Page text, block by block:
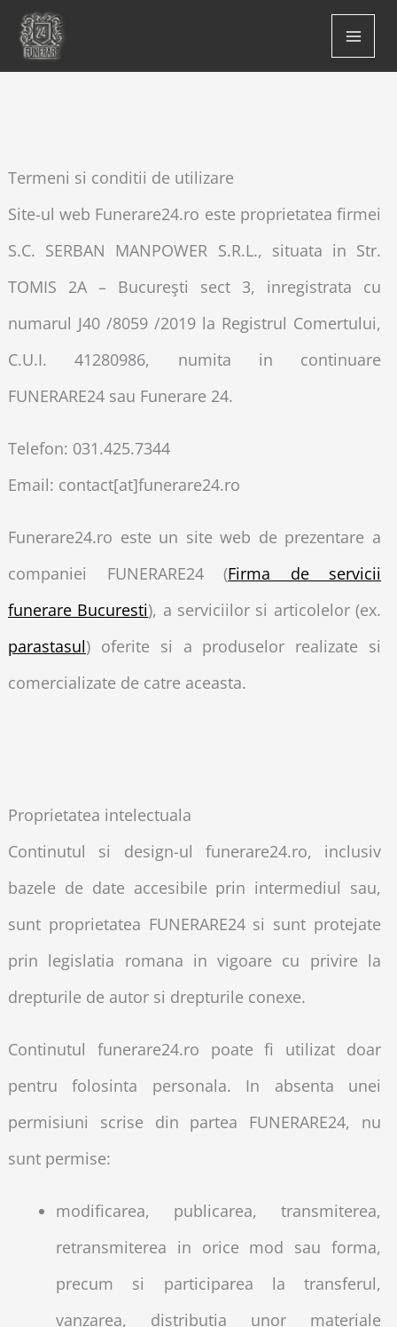
Skip
Termeni si conditii de utilizare
Site-ul web Funerare24.ro este proprietatea firmei
S.C. SERBAN MANPOWER S.R.L., situata in Str.
TOMIS 2A – Bucureşti sect 3, inregistrata cu
numarul J40 /8059 /2019 la Registrul Comertului,
C.U.I. 41280986, numita in continuare
FUNERARE24 sau Funerare 24.
Telefon: 031.425.7344
Email: contact[at]funerare24.ro
Funerare24.ro este un site web de prezentare a
companiei FUNERARE24 (Firma de servicii
funerare Bucuresti), a serviciilor si articolelor (ex.
parastasul) oferite si a produselor realizate si
comercializate de catre aceasta.
Proprietatea intelectuala
Continutul si design-ul funerare24.ro, inclusiv
bazele de date accesibile prin intermediul sau,
sunt proprietatea FUNERARE24 si sunt protejate
prin legislatia romana in vigoare cu privire la
drepturile de autor si drepturile conexe.
Continutul funerare24.ro poate fi utilizat doar
pentru folosinta personala. In absenta unei
permisiuni scrise din partea FUNERARE24, nu
sunt permise:
modificarea, publicarea, transmiterea,
retransmiterea in orice mod sau forma,
precum si participarea la transferul,
vanzarea, distributia unor materiale